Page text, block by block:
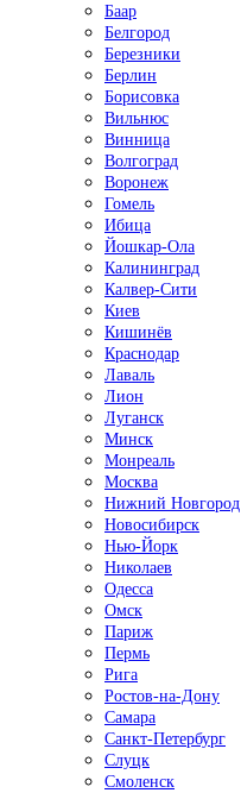
Баар
Белгород
Березники
Берлин
Борисовка
Вильнюс
Винница
Волгоград
Воронеж
Гомель
Ибица
Йошкар-Ола
Калининград
Калвер-Сити
Киев
Кишинёв
Краснодар
Лаваль
Лион
Луганск
Минск
Монреаль
Москва
Нижний Новгород
Новосибирск
Нью-Йорк
Николаев
Одесса
Омск
Париж
Пермь
Рига
Ростов-на-Дону
Самара
Санкт-Петербург
Слуцк
Смоленск